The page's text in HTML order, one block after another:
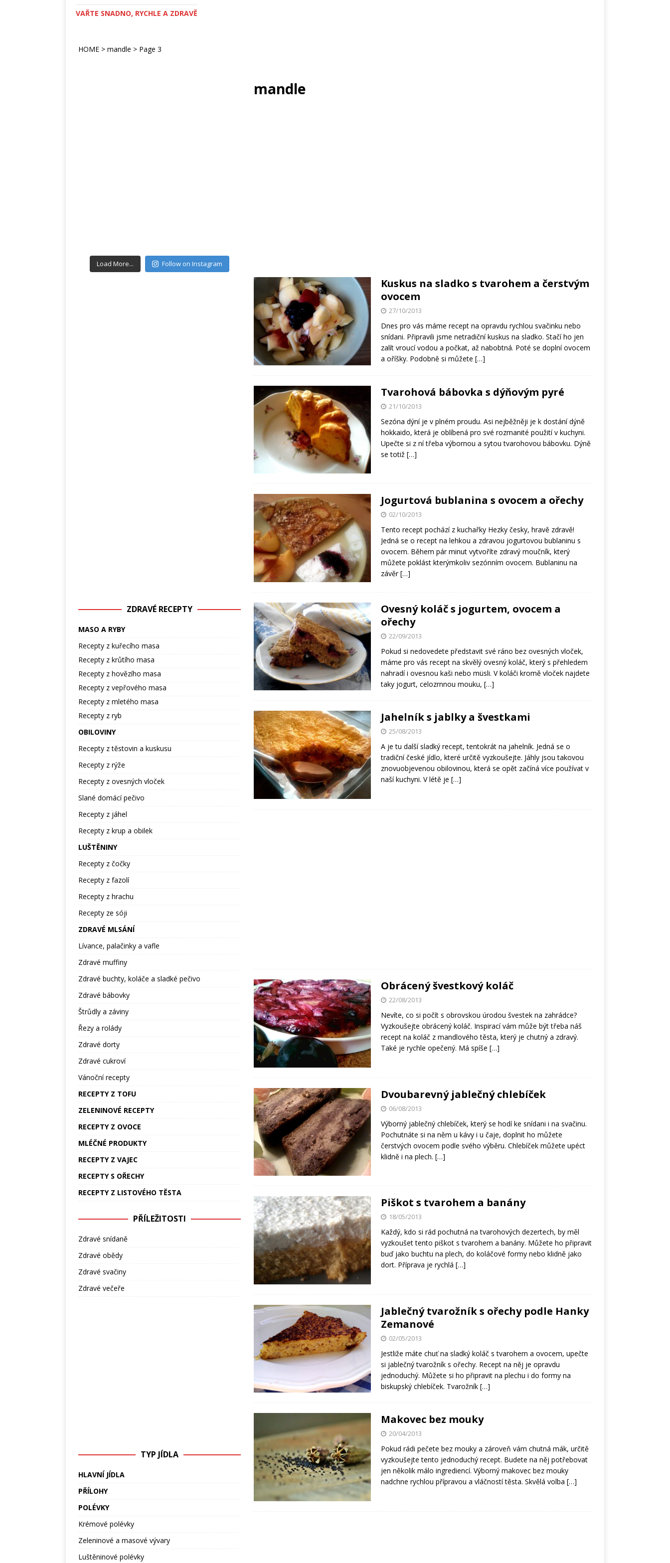
VAŘTE SNADNO, RYCHLE A ZDRAVĚ
HOME > mandle > Page 3
mandle
Kuskus na sladko s tvarohem a čerstvým
ovocem
27/10/2013
Dnes pro vás máme recept na opravdu rychlou svačinku nebo
snídani. Připravili jsme netradiční kuskus na sladko. Stačí ho jen
zalít vroucí vodou a počkat, až nabobtná. Poté se doplní ovocem
a oříšky. Podobně si můžete […]
Tvarohová bábovka s dýňovým pyré
21/10/2013
Sezóna dýní je v plném proudu. Asi nejběžněji je k dostání dýně
hokkaido, která je oblíbená pro své rozmanité použití v kuchyni.
Upečte si z ní třeba výbornou a sytou tvarohovou bábovku. Dýně
se totiž […]
Jogurtová bublanina s ovocem a ořechy
02/10/2013
Tento recept pochází z kuchařky Hezky česky, hravě zdravě!
Jedná se o recept na lehkou a zdravou jogurtovou bublaninu s
ovocem. Během pár minut vytvoříte zdravý moučník, který
můžete poklást kterýmkoliv sezónním ovocem. Bublaninu na
závěr[…]
Ovesný koláč s jogurtem, ovocem a
ořechy
22/09/2013
Pokud si nedovedete představit své ráno bez ovesných vloček,
máme pro vás recept na skvělý ovesný koláč, který s přehledem
nahradí i ovesnou kaši nebo müsli. V koláči kromě vloček najdete
taky jogurt, celozrnnou mouku, […]
Jahelník s jablky a švestkami
25/08/2013
A je tu další sladký recept, tentokrát na jahelník. Jedná se o
tradiční české jídlo, které určitě vyzkoušejte. Jáhly jsou takovou
znovuobjevenou obilovinou, která se opět začíná více používat v
naší kuchyni. V létě je […]
Obrácený švestkový koláč
22/08/2013
Nevíte, co si počít s obrovskou úrodou švestek na zahrádce?
Vyzkoušejte obrácený koláč. Inspirací vám může být třeba náš
recept na koláč z mandlového těsta, který je chutný a zdravý.
Také je rychle opečený. Má spíše […]
Dvoubarevný jablečný chlebíček
06/08/2013
Výborný jablečný chlebíček, který se hodí ke snídani i na svačinu.
Pochutnáte si na něm u kávy i u čaje, doplnit ho můžete
čerstvých ovocem podle svého výběru. Chlebíček můžete upéct
klidně i na plech. […]
Piškot s tvarohem a banány
18/05/2013
Každý, kdo si rád pochutná na tvarohových dezertech, by měl
vyzkoušet tento piškot s tvarohem a banány. Můžete ho připravit
buď jako buchtu na plech, do koláčové formy nebo klidně jako
dort. Příprava je rychlá […]
Jablečný tvarožník s ořechy podle Hanky
Zemanové
02/05/2013
Jestliže máte chuť na sladký koláč s tvarohem a ovocem, upečte
si jablečný tvarožník s ořechy. Recept na něj je opravdu
jednoduchý. Můžete si ho připravit na plechu i do formy na
biskupský chlebíček. Tvarožník […]
Makovec bez mouky
20/04/2013
Pokud rádi pečete bez mouky a zároveň vám chutná mák, určitě
vyzkoušejte tento jednoduchý recept. Budete na něj potřebovat
jen několik málo ingrediencí. Výborný makovec bez mouky
nadchne rychlou přípravou a vláčností těsta. Skvělá volba […]
Load More... Follow on Instagram
ZDRAVÉ RECEPTY
MASO A RYBY
Recepty z kuřecího masa
Recepty z krůtího masa
Recepty z hovězího masa
Recepty z vepřového masa
Recepty z mletého masa
Recepty z ryb
OBILOVINY
Recepty z těstovin a kuskusu
Recepty z rýže
Recepty z ovesných vloček
Slané domácí pečivo
Recepty z jáhel
Recepty z krup a obilek
LUŠTĚNINY
Recepty z čočky
Recepty z fazolí
Recepty z hrachu
Recepty ze sóji
ZDRAVÉ MLSÁNÍ
Lívance, palačinky a vafle
Zdravé muffiny
Zdravé buchty, koláče a sladké pečivo
Zdravé bábovky
Štrůdly a záviny
Řezy a rolády
Zdravé dorty
Zdravé cukroví
Vánoční recepty
RECEPTY Z TOFU
ZELENINOVÉ RECEPTY
RECEPTY Z OVOCE
MLÉČNÉ PRODUKTY
RECEPTY Z VAJEC
RECEPTY S OŘECHY
RECEPTY Z LISTOVÉHO TĚSTA
PŘÍLEŽITOSTI
Zdravé snídaně
Zdravé obědy
Zdravé svačiny
Zdravé večeře
TYP JÍDLA
HLAVNÍ JÍDLA
PŘÍLOHY
POLÉVKY
Krémové polévky
Zeleninové a masové vývary
Luštěninové polévky